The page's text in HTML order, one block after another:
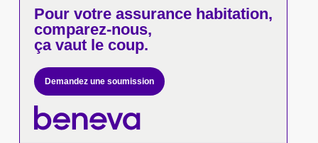
Pour votreassurance habitation,
comparez-nous,
ça vaut le coup.
Demandez une soumission